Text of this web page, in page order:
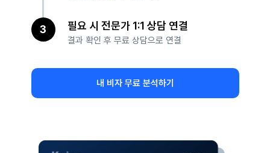
3 필요 시 전문가 1:1 상담 연결
결과 확인 후 무료 상담으로 연결
내 비자 무료 분석하기